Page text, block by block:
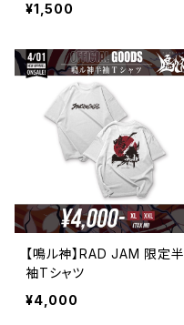
¥1,500
【鳴ル神】RAD JAM 限定半
袖Tシャツ
¥4,000